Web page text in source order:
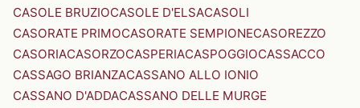
CASOLE BRUZIOCASOLE D'ELSACASOLI
CASORATE PRIMOCASORATE SEMPIONECASOREZZO
CASORIACASORZOCASPERIACASPOGGIOCASSACCO
CASSAGO BRIANZACASSANO ALLO IONIO
CASSANO D'ADDACASSANO DELLE MURGE